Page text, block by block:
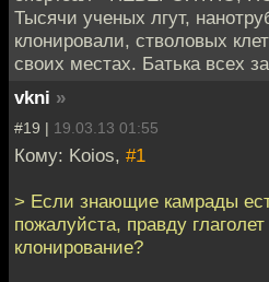
Тысячи ученых лгут,
клонировали, стволовых
своих местах. Батька всех
vkni »
#19 | 19.03.13 01:55
Кому: Koios, #1
> Если знающие камрады
пожалуйста, правду
клонирование?